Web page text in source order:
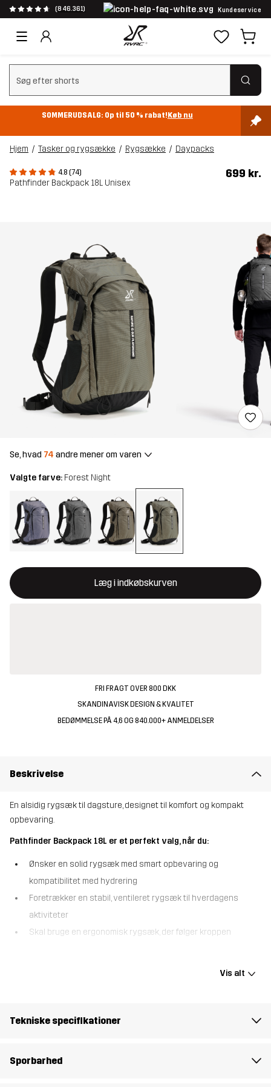
(846.361) Kundeservice
Ryd søgning
SOMMERUDSALG: Op til 50 % rabat!Køb nu
Hjem Tasker og rygsække Rygsække Daypacks
4.8 (74)
Pathfinder Backpack 18L Unisex
699 kr.
Se, hvad 74 andre mener om varen
Valgte farve: Forest Night
Læg i indkøbskurven
Denne knap åbner en modal, der bekræfter en ny vare i
{{size}} ikke tilgængelig
FRI FRAGT OVER 800 DKK
SKANDINAVISK DESIGN & KVALITET
BEDØMMELSE PÅ 4,6 OG 840.000+ ANMELDELSER
Beskrivelse
En alsidig rygsæk til dagsture, designet til komfort og kompakt
opbevaring.
Pathfinder Backpack 18L er et perfekt valg, når du:
Ønsker en solid rygsæk med smart opbevaring og
kompatibilitet med hydrering
Foretrækker en stabil, ventileret rygsæk til hverdagens
aktiviteter
Skal bruge en ergonomisk rygsæk, der følger kroppen
ventilerende meshpanel bagpå, der holder dig kølig og tør, selv på
hofteselen trækker den tæt til kroppen, så du opnår maksimal
Vis alt
Tekniske specifikationer
Sporbarhed